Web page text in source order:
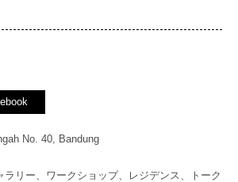
No. 40, Bandung
ラリー、ワークショップ、レジデンス、トーク